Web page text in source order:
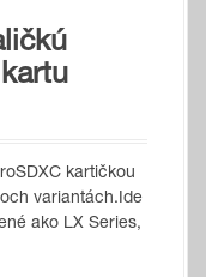
kartičkou
variantách.Ide
ako LX Series,